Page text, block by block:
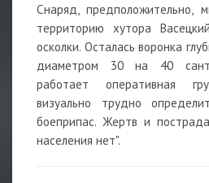
Снаряд, предположительно,
территорию хутора
осколки. Осталась воронка
диаметром 30 на 40
работает оперативная
визуально трудно
боеприпас. Жертв и
населения нет".